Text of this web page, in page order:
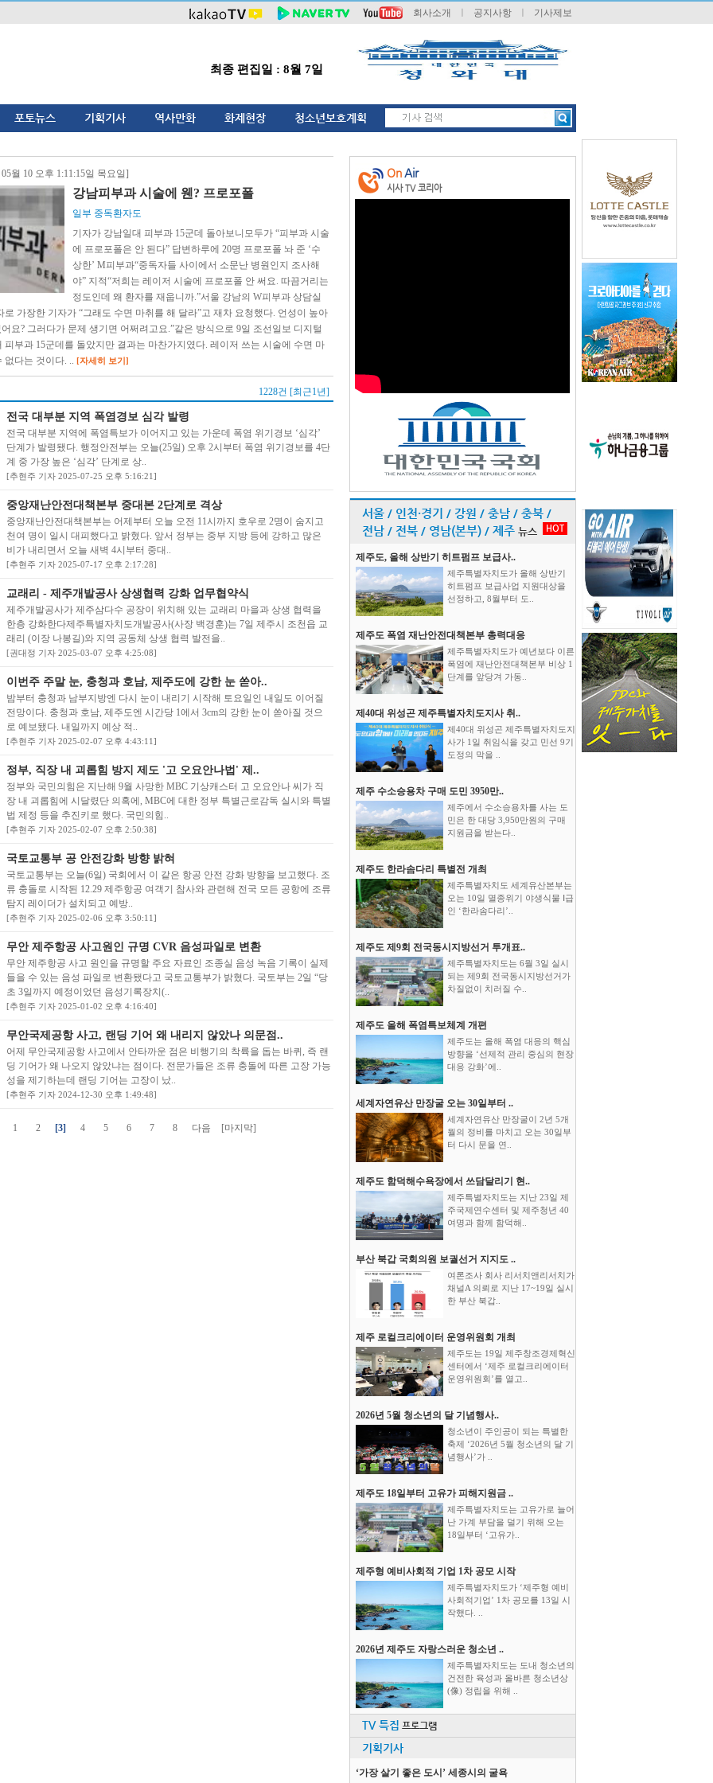
회사소개 공지사항 기사제보
최종 편집일 : 8월 7일
포토뉴스 기획기사 역사만화 화제현장 청소년보호계획
월 10 오후 1:11:15일 목요일]
강남피부과 시술에 웬? 프로포폴
일부 중독환자도
기자가 강남일대 피부과 15군데 돌아보니모두가 “피부과 시술
에 프로포폴은 안 된다” 답변하루에 20명 프로포폴 놔 준 ‘수
상한’ M피부과“중독자들 사이에서 소문난 병원인지 조사해
야” 지적“저희는 레이저 시술에 프로포폴 안 써요. 따끔거리는
정도인데 왜 환자를 재웁니까.”서울 강남의 W피부과 상담실
로 가장한 기자가 “그래도 수면 마취를 해 달라”고 재차 요청했다. 언성이 높아
요? 그러다가 문제 생기면 어쩌려고요.”같은 방식으로 9일 조선일보 디지털
피부과 15군데를 돌았지만 결과는 마찬가지였다. 레이저 쓰는 시술에 수면 마
다는 것이다. .. [자세히 보기]
1228건 [최근1년]
전국 대부분 지역 폭염경보 심각 발령
전국 대부분 지역에 폭염특보가 이어지고 있는 가운데 폭염 위기경보 ‘심각’
단계가 발령됐다. 행정안전부는 오늘(25일) 오후 2시부터 폭염 위기경보를 4단
계 중 가장 높은 ‘심각’ 단계로 상..
[추현주 기자 2025-07-25 오후 5:16:21]
중앙재난안전대책본부 중대본 2단계로 격상
중앙재난안전대책본부는 어제부터 오늘 오전 11시까지 호우로 2명이 숨지고
천여 명이 일시 대피했다고 밝혔다. 앞서 정부는 중부 지방 등에 강하고 많은
비가 내리면서 오늘 새벽 4시부터 중대..
[추현주 기자 2025-07-17 오후 2:17:28]
교래리 - 제주개발공사 상생협력 강화 업무협약식
제주개발공사가 제주삼다수 공장이 위치해 있는 교래리 마을과 상생 협력을
한층 강화한다제주특별자치도개발공사(사장 백경훈)는 7일 제주시 조천읍 교
래리 (이장 나봉길)와 지역 공동체 상생 협력 발전을..
[권대정 기자 2025-03-07 오후 4:25:08]
이번주 주말 눈, 충청과 호남, 제주도에 강한 눈 쏟아..
밤부터 충청과 남부지방엔 다시 눈이 내리기 시작해 토요일인 내일도 이어질
전망이다. 충청과 호남, 제주도엔 시간당 1에서 3cm의 강한 눈이 쏟아질 것으
로 예보됐다. 내일까지 예상 적..
[추현주 기자 2025-02-07 오후 4:43:11]
정부, 직장 내 괴롭힘 방지 제도 '고 오요안나법' 제..
정부와 국민의힘은 지난해 9월 사망한 MBC 기상캐스터 고 오요안나 씨가 직
장 내 괴롭힘에 시달렸단 의혹에, MBC에 대한 정부 특별근로감독 실시와 특별
법 제정 등을 추진키로 했다. 국민의힘..
[추현주 기자 2025-02-07 오후 2:50:38]
국토교통부 공 안전강화 방향 밝혀
국토교통부는 오늘(6일) 국회에서 이 같은 항공 안전 강화 방향을 보고했다. 조
류 충돌로 시작된 12.29 제주항공 여객기 참사와 관련해 전국 모든 공항에 조류
탐지 레이더가 설치되고 예방..
[추현주 기자 2025-02-06 오후 3:50:11]
무안 제주항공 사고원인 규명 CVR 음성파일로 변환
무안 제주항공 사고 원인을 규명할 주요 자료인 조종실 음성 녹음 기록이 실제
들을 수 있는 음성 파일로 변환됐다고 국토교통부가 밝혔다. 국토부는 2일 “당
초 3일까지 예정이었던 음성기록장치(..
[추현주 기자 2025-01-02 오후 4:16:40]
무안국제공항 사고, 랜딩 기어 왜 내리지 않았나 의문점..
어제 무안국제공항 사고에서 안타까운 점은 비행기의 착륙을 돕는 바퀴, 즉 랜
딩 기어가 왜 나오지 않았냐는 점이다. 전문가들은 조류 충돌에 따른 고장 가능
성을 제기하는데 랜딩 기어는 고장이 났..
[추현주 기자 2024-12-30 오후 1:49:48]
1 2 [3] 4 5 6 7 8 다음 [마지막]
On Air
시사 TV 코리아
서울 / 인천·경기 / 강원 / 충남 / 충북 /
전남 / 전북 / 영남(본부) / 제주 뉴스 HOT
제주도, 올해 상반기 히트펌프 보급사..
제주특별자치도가 올해 상반기
히트펌프 보급사업 지원대상을
선정하고, 8월부터 도..
제주도 폭염 재난안전대책본부 총력대응
제주특별자치도가 예년보다 이른
폭염에 재난안전대책본부 비상 1
단계를 앞당겨 가동..
제40대 위성곤 제주특별자치도지사 취..
제40대 위성곤 제주특별자치도지
사가 1일 취임식을 갖고 민선 9기
도정의 막을 ..
제주 수소승용차 구매 도민 3950만..
제주에서 수소승용차를 사는 도
민은 한 대당 3,950만원의 구매
지원금을 받는다..
제주도 한라솜다리 특별전 개최
제주특별자치도 세계유산본부는
오는 10일 멸종위기 야생식물 Ⅰ급
인 ‘한라솜다리’..
제주도 제9회 전국동시지방선거 투개표..
제주특별자치도는 6월 3일 실시
되는 제9회 전국동시지방선거가
차질없이 치러질 수..
제주도 올해 폭염특보체계 개편
제주도는 올해 폭염 대응의 핵심
방향을 ‘선제적 관리 중심의 현장
대응 강화’에..
세계자연유산 만장굴 오는 30일부터 ..
세계자연유산 만장굴이 2년 5개
월의 정비를 마치고 오는 30일부
터 다시 문을 연..
제주도 함덕해수욕장에서 쓰담달리기 현..
제주특별자치도는 지난 23일 제
주국제연수센터 및 제주청년 40
여명과 함께 함덕해..
부산 북갑 국회의원 보궐선거 지지도 ..
여론조사 회사 리서치앤리서치가
채널A 의뢰로 지난 17~19일 실시
한 부산 북갑..
제주 로컬크리에이터 운영위원회 개최
제주도는 19일 제주창조경제혁신
센터에서 ‘제주 로컬크리에이터
운영위원회’를 열고..
2026년 5월 청소년의 달 기념행사..
청소년이 주인공이 되는 특별한
축제 ‘2026년 5월 청소년의 달 기
념행사’가 ..
제주도 18일부터 고유가 피해지원금 ..
제주특별자치도는 고유가로 늘어
난 가계 부담을 덜기 위해 오는
18일부터 ‘고유가..
제주형 예비사회적 기업 1차 공모 시작
제주특별자치도가 ‘제주형 예비
사회적기업’ 1차 공모를 13일 시
작했다. ..
2026년 제주도 자랑스러운 청소년 ..
제주특별자치도는 도내 청소년의
건전한 육성과 올바른 청소년상
(像) 정립을 위해 ..
TV 특집 프로그램
기획기사
‘가장 살기 좋은 도시’ 세종시의 굴욕